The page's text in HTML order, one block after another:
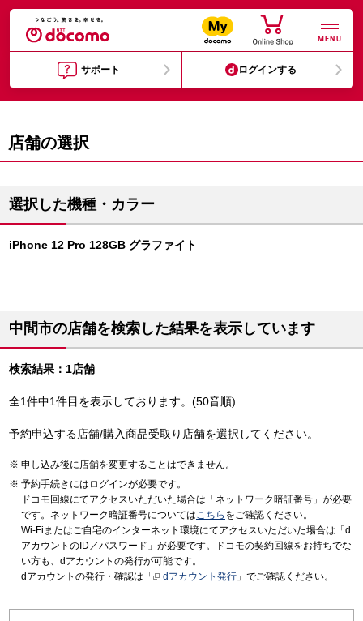
MENU
サポート ログインする
店舗の選択
選択した機種・カラー
iPhone 12 Pro 128GB グラファイト
中間市の店舗を検索した結果を表示しています
検索結果：1店舗
全1件中1件目を表示しております。(50音順)
予約申込する店舗/購入商品受取り店舗を選択してください。
申し込み後に店舗を変更することはできません。
予約手続きにはログインが必要です。
ドコモ回線にてアクセスいただいた場合は「ネットワーク暗証番号」が必要
です。ネットワーク暗証番号についてはこちら をご確認ください。
Wi-Fiまたはご自宅のインターネット環境にてアクセスいただいた場合は「d
アカウントのID／パスワード」が必要です。ドコモの契約回線をお持ちでな
い方も、dアカウントの発行が可能です。
dアカウントの発行・確認は「
dアカウント発行 」でご確認ください。